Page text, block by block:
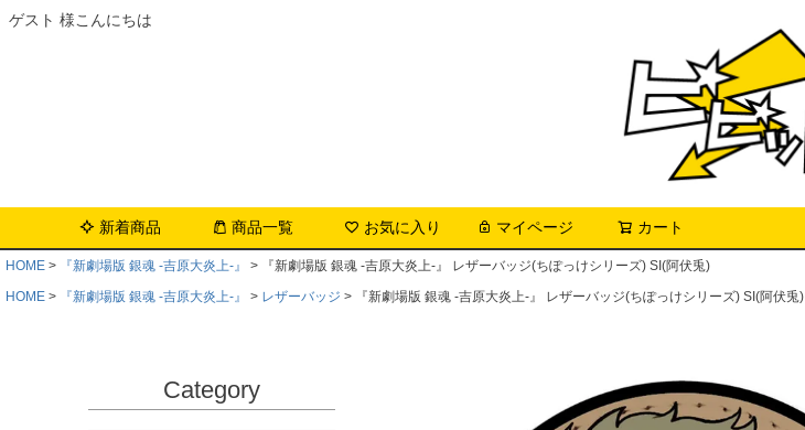
ゲスト 様こんにちは
新着商品 商品一覧 お気に入り マイページ カート
HOME 『新劇場版 銀魂 -吉原大炎上-』
『新劇場版 銀魂 -吉原大炎上-』 レザーバッジ(ちぽっけシリーズ) SI(阿伏兎)
HOME
『新劇場版 銀魂 -吉原大炎上-』 レザーバッジ 『新劇場版 銀魂 -吉原大炎上-』 レザーバッジ(ちぽっけシリーズ) SI(阿伏兎)
Category